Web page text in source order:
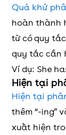
Quá khứ
hoàn thành
từ có quy
quy tắc cần
Ví dụ: She
Hiện tại
Hiện tại
thêm “-ing”
xuất hiện